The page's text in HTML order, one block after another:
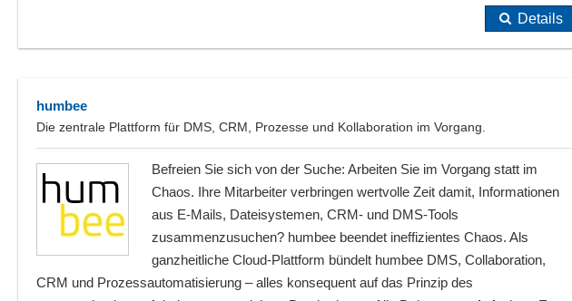
Details
humbee
Die zentrale Plattform für DMS, CRM, Prozesse und Kollaboration im Vorgang.
Befreien Sie sich von der Suche: Arbeiten Sie im Vorgang statt im
Chaos. Ihre Mitarbeiter verbringen wertvolle Zeit damit, Informationen
aus E-Mails, Dateisystemen, CRM- und DMS-Tools
zusammenzusuchen? humbee beendet ineffizientes Chaos. Als
ganzheitliche Cloud-Plattform bündelt humbee DMS, Collaboration,
CRM und Prozessautomatisierung – alles konsequent auf das Prinzip des